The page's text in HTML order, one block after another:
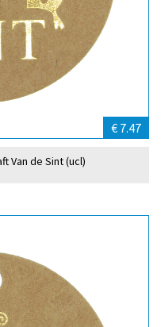
€ 7.47
Van de Sint (ucl)